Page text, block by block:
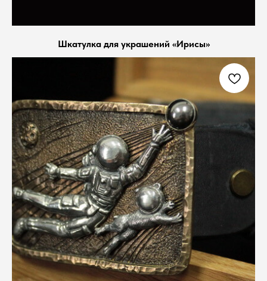
Шкатулка для украшений «Ирисы»